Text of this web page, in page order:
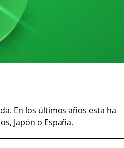
En los últimos años esta ha
Japón o España.